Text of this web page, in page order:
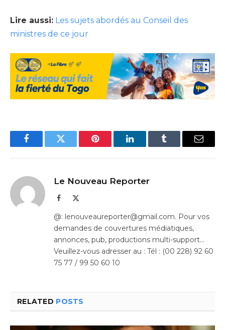
Lire aussi: Les sujets abordés au Conseil des
ministres de ce jour
FacebookTwitter Pinterest LinkedInTumblr Email
Le Nouveau Reporter
Facebook
@: lenouveaureporter@gmail.com. Pour vos
demandes de couvertures médiatiques,
annonces, pub, productions multi-support…
Veuillez-vous adresser au : Tél : (00 228) 92 60
75 77 / 99 50 60 10
RELATED POSTS